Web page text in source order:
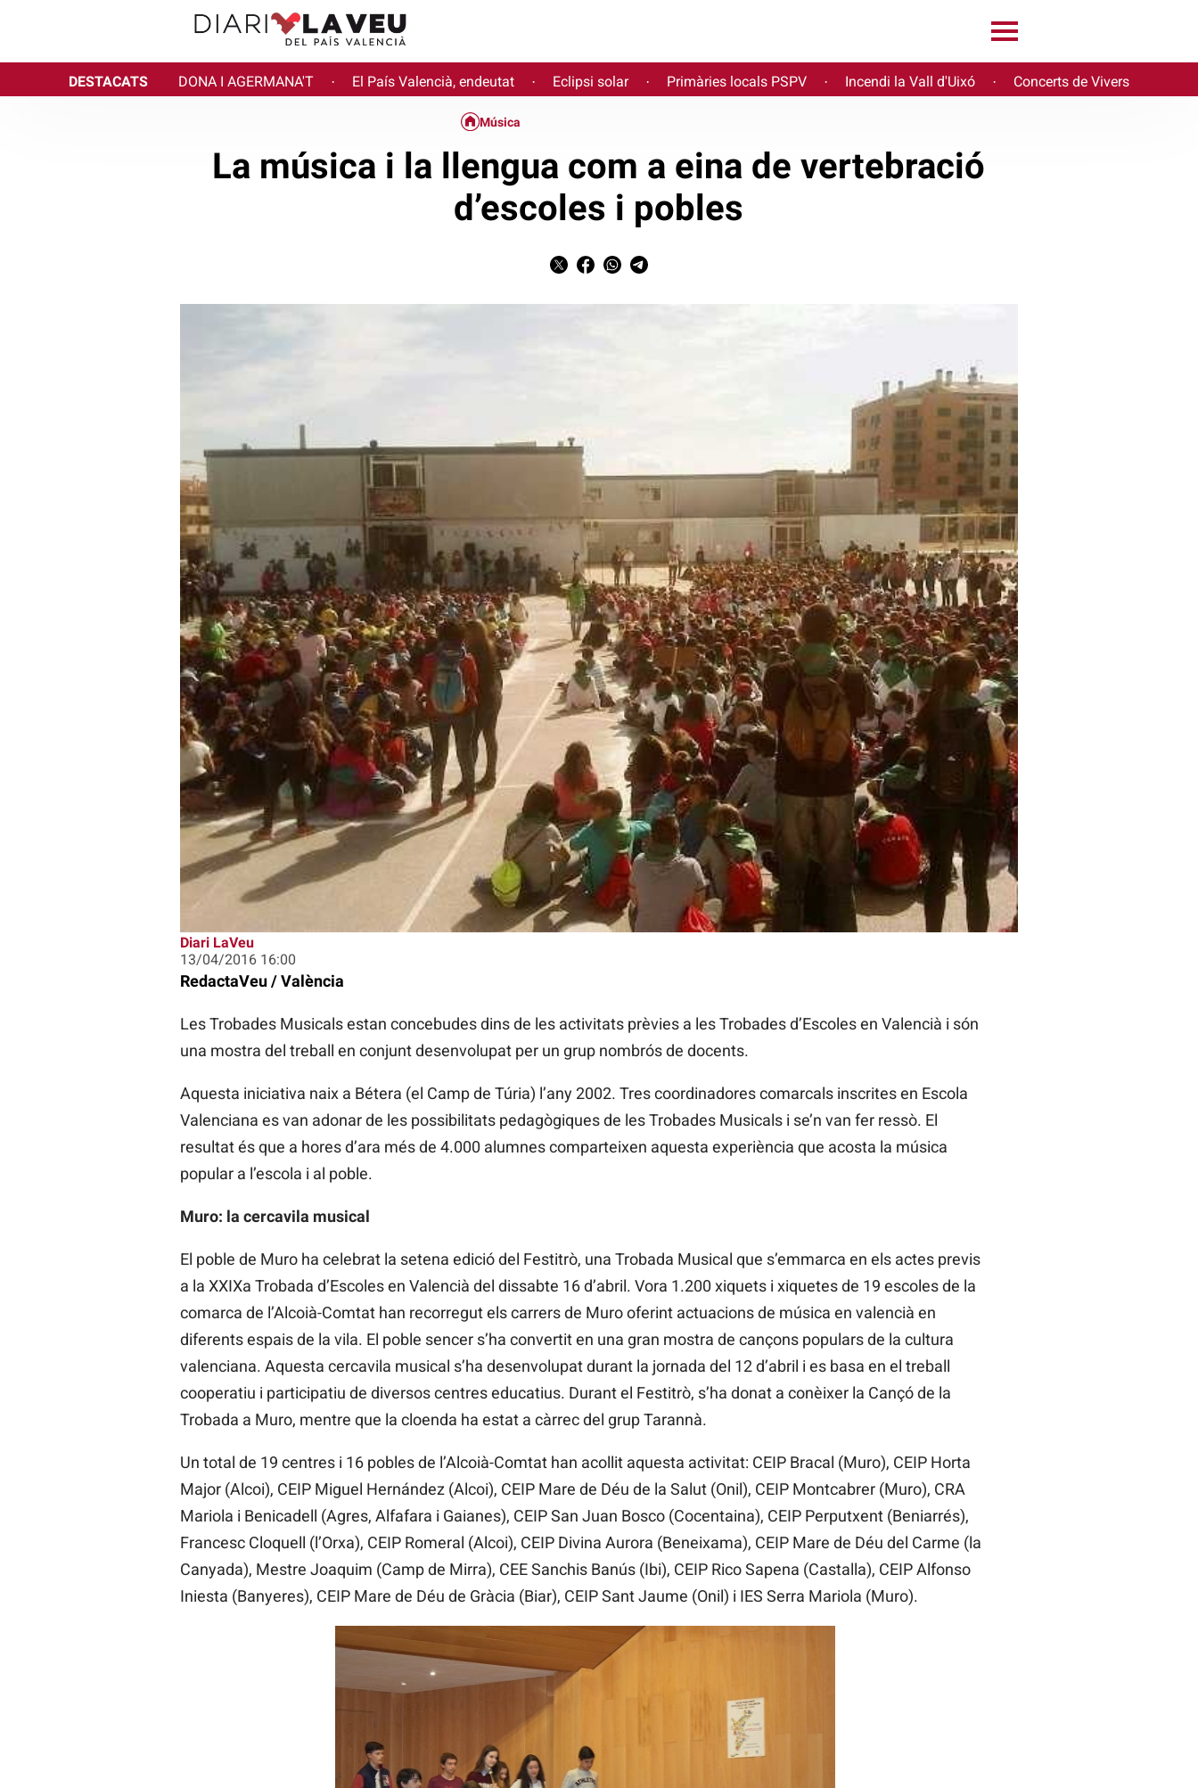
DESTACATS DONA I AGERMANA'T · El País Valencià, endeutat · Eclipsi solar · Primàries locals PSPV · Incendi la Vall d'Uixó · Concerts de Vivers
Música
La música i la llengua com a eina de vertebració
d’escoles i pobles
Diari LaVeu
13/04/2016 16:00
RedactaVeu / València
Les Trobades Musicals estan concebudes dins de les activitats prèvies a les Trobades d’Escoles en Valencià i són
una mostra del treball en conjunt desenvolupat per un grup nombrós de docents.
Aquesta iniciativa naix a Bétera (el Camp de Túria) l’any 2002. Tres coordinadores comarcals inscrites en Escola
Valenciana es van adonar de les possibilitats pedagògiques de les Trobades Musicals i se’n van fer ressò. El
resultat és que a hores d’ara més de 4.000 alumnes comparteixen aquesta experiència que acosta la música
popular a l’escola i al poble.
Muro: la cercavila musical
El poble de Muro ha celebrat la setena edició del Festitrò, una Trobada Musical que s’emmarca en els actes previs
a la XXIXa Trobada d’Escoles en Valencià del dissabte 16 d’abril. Vora 1.200 xiquets i xiquetes de 19 escoles de la
comarca de l’Alcoià-Comtat han recorregut els carrers de Muro oferint actuacions de música en valencià en
diferents espais de la vila. El poble sencer s’ha convertit en una gran mostra de cançons populars de la cultura
valenciana. Aquesta cercavila musical s’ha desenvolupat durant la jornada del 12 d’abril i es basa en el treball
cooperatiu i participatiu de diversos centres educatius. Durant el Festitrò, s’ha donat a conèixer la Cançó de la
Trobada a Muro, mentre que la cloenda ha estat a càrrec del grup Tarannà.
Un total de 19 centres i 16 pobles de l’Alcoià-Comtat han acollit aquesta activitat: CEIP Bracal (Muro), CEIP Horta
Major (Alcoi), CEIP Miguel Hernández (Alcoi), CEIP Mare de Déu de la Salut (Onil), CEIP Montcabrer (Muro), CRA
Mariola i Benicadell (Agres, Alfafara i Gaianes), CEIP San Juan Bosco (Cocentaina), CEIP Perputxent (Beniarrés),
Francesc Cloquell (l’Orxa), CEIP Romeral (Alcoi), CEIP Divina Aurora (Beneixama), CEIP Mare de Déu del Carme (la
Canyada), Mestre Joaquim (Camp de Mirra), CEE Sanchis Banús (Ibi), CEIP Rico Sapena (Castalla), CEIP Alfonso
Iniesta (Banyeres), CEIP Mare de Déu de Gràcia (Biar), CEIP Sant Jaume (Onil) i IES Serra Mariola (Muro).